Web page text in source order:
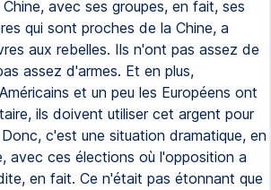
avec ses groupes, en fait, ses
qui sont proches de la Chine, a
aux rebelles. Ils n'ont pas assez de
assez d'armes. Et en plus,
et un peu les Européens ont
ils doivent utiliser cet argent pour
c'est une situation dramatique, en
avec ces élections où l'opposition a
en fait. Ce n'était pas étonnant que